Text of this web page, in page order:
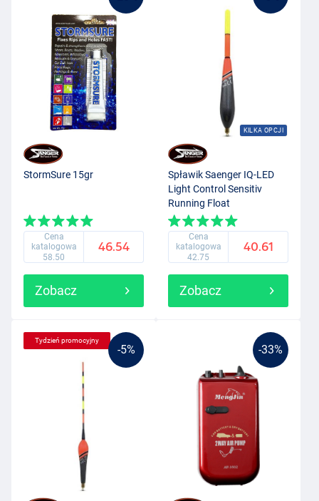
StormSure 15gr
Cena
katalogowa
58.50
46.54
Zobacz
KILKA OPCJI
Spławik Saenger IQ-LED
Light Control Sensitiv
Running Float
Cena
katalogowa
42.75
40.61
Zobacz
-5%
Tydzień promocyjny
-33%